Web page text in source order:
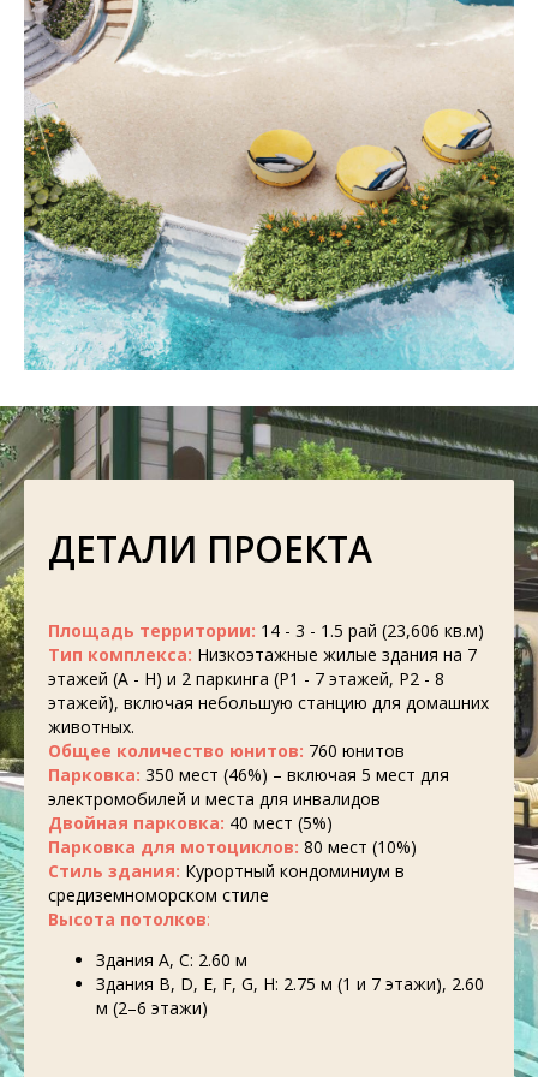
ДЕТАЛИ ПРОЕКТА
Площадь территории: 14 - 3 - 1.5 рай (23,606 кв.м)
Тип комплекса: Низкоэтажные жилые здания на 7
этажей (A - H) и 2 паркинга (P1 - 7 этажей, P2 - 8
этажей), включая небольшую станцию для домашних
животных.
Общее количество юнитов: 760 юнитов
Парковка: 350 мест (46%) – включая 5 мест для
электромобилей и места для инвалидов
Двойная парковка: 40 мест (5%)
Парковка для мотоциклов: 80 мест (10%)
Стиль здания: Курортный кондоминиум в
средиземноморском стиле
Высота потолков:
Здания A, C: 2.60 м
Здания B, D, E, F, G, H: 2.75 м (1 и 7 этажи), 2.60
м (2–6 этажи)